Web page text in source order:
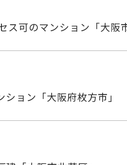
可のマンション「大阪
ョン「大阪府枚方市」